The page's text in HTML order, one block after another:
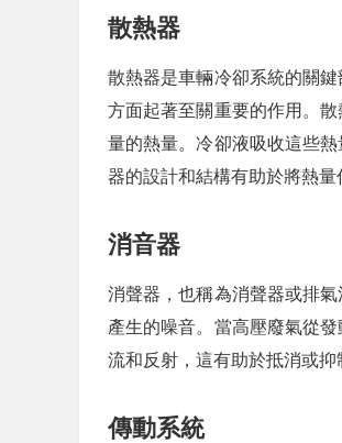
散熱器
散熱器是車輛冷卻系統的關
方面起著至關重要的作用。
量的熱量。冷卻液吸收這些
器的設計和結構有助於將熱量
消音器
消聲器，也稱為消聲器或排
產生的噪音。當高壓廢氣從
流和反射，這有助於抵消或抑
傳動系統